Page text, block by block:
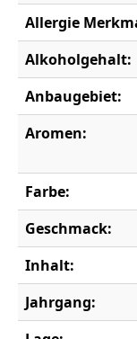
Allergie
Alkoholgehalt:
Anbaugebiet:
Aromen:
Farbe:
Geschmack:
Inhalt:
Jahrgang: